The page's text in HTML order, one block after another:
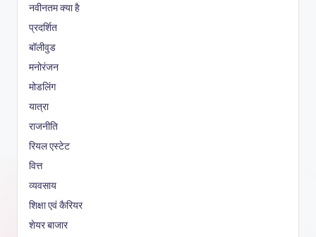
नवीनतम क्या है
प्रदर्शित
बॉलीवुड
मनोरंजन
मोडलिंग
यात्रा
राजनीति
रियल एस्टेट
वित्त
व्यवसाय
शिक्षा एवं कैरियर
शेयर बाजार